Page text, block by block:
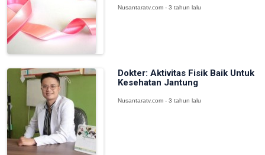
Nusantaratv.com - 3 tahun lalu
Dokter: Aktivitas Fisik Baik Untuk
Kesehatan Jantung
Nusantaratv.com - 3 tahun lalu